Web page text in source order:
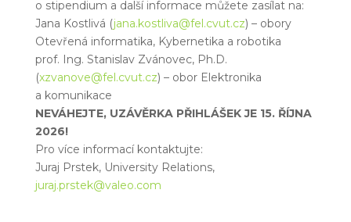
o stipendium a další informace můžete zasílat na:
Jana Kostlivá (jana.kostliva@fel.cvut.cz) – obory
Otevřená informatika, Kybernetika a robotika
prof. Ing. Stanislav Zvánovec, Ph.D.
(xzvanove@fel.cvut.cz) – obor Elektronika
a komunikace
NEVÁHEJTE, UZÁVĚRKA PŘIHLÁŠEK JE 15. ŘÍJNA
2026!
Pro více informací kontaktujte:
Juraj Prstek, University Relations,
juraj.prstek@valeo.com